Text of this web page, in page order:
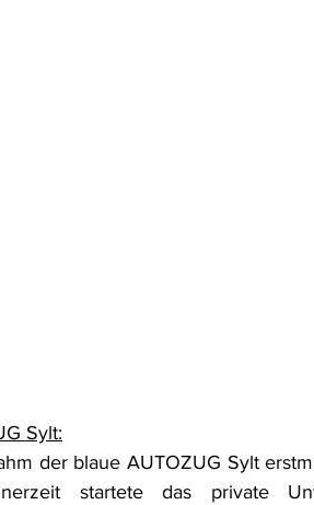
Sylt:
der blaue AUTOZUG Sylt
startete das private